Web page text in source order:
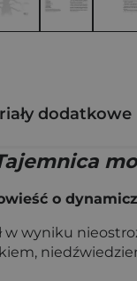
dodatkowe
o
w wyniku